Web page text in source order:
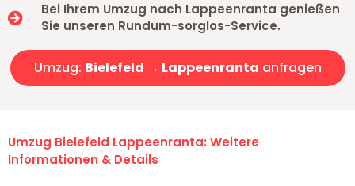
Bei Ihrem Umzug nach Lappeenranta genießen
Sie unseren Rundum-sorglos-Service.
Umzug: Bielefeld → Lappeenranta anfragen
Umzug Bielefeld Lappeenranta: Weitere
Informationen & Details